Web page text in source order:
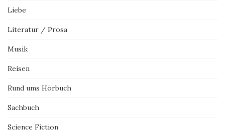
Liebe
Literatur / Prosa
Musik
Reisen
Rund ums Hörbuch
Sachbuch
Science Fiction